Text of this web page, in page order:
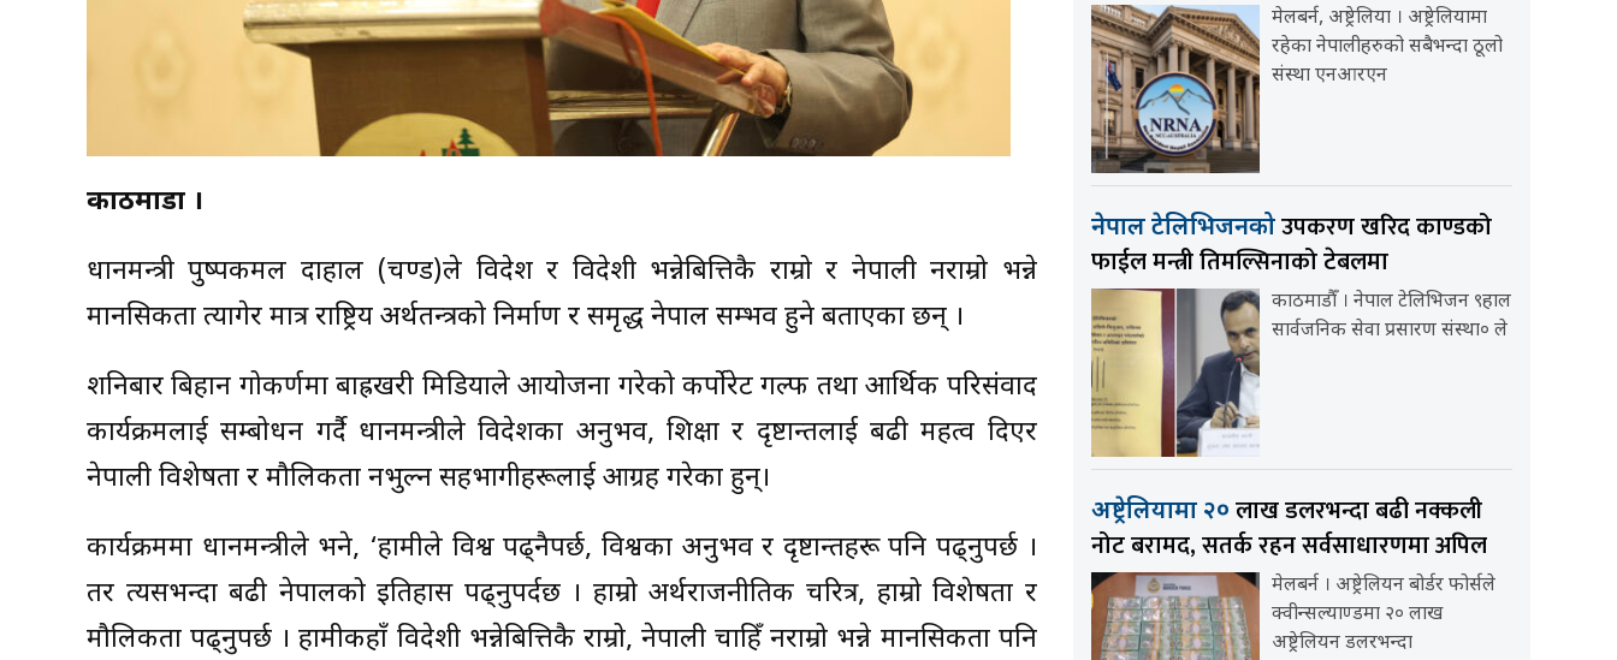
काठमाडाैँ ।
प्रधानमन्त्री पुष्पकमल दाहाल (प्रचण्ड)ले विदेश र विदेशी भन्नेबित्तिकै राम्रो र नेपाली नराम्रो भन्ने
मानसिकता त्यागेर मात्र राष्ट्रिय अर्थतन्त्रको निर्माण र समृद्ध नेपाल सम्भव हुने बताएका छन् ।
शनिबार बिहान गोकर्णमा बाह्रखरी मिडियाले आयोजना गरेको कर्पोरेट गल्फ तथा आर्थिक परिसंवाद
कार्यक्रमलाई सम्बोधन गर्दै प्रधानमन्त्रीले विदेशका अनुभव, शिक्षा र दृष्टान्तलाई बढी महत्व दिएर
नेपाली विशेषता र मौलिकता नभुल्न सहभागीहरूलाई आग्रह गरेका हुन्।
कार्यक्रममा प्रधानमन्त्रीले भने, ‘हामीले विश्व पढ्नैपर्छ, विश्वका अनुभव र दृष्टान्तहरू पनि पढ्नुपर्छ ।
तर त्यसभन्दा बढी नेपालको इतिहास पढ्नुपर्दछ । हाम्रो अर्थराजनीतिक चरित्र, हाम्रो विशेषता र
मौलिकता पढ्नुपर्छ । हामीकहाँ विदेशी भन्नेबित्तिकै राम्रो, नेपाली चाहिँ नराम्रो भन्ने मानसिकता पनि
मेलबर्न, अष्ट्रेलिया । अष्ट्रेलियामा
रहेका नेपालीहरुको सबैभन्दा ठूलो
संस्था एनआरएन
नेपाल टेलिभिजनकोउपकरण खरिद काण्डको
फाईल मन्त्री तिमल्सिनाको टेबलमा
काठमाडौँ । नेपाल टेलिभिजन ९हाल
सार्वजनिक सेवा प्रसारण संस्था० ले
अष्ट्रेलियामा २० लाख डलरभन्दा बढी नक्कली
नोट बरामद, सतर्क रहन सर्वसाधारणमा अपिल
मेलबर्न । अष्ट्रेलियन बोर्डर फोर्सले
क्वीन्सल्याण्डमा २० लाख
अष्ट्रेलियन डलरभन्दा